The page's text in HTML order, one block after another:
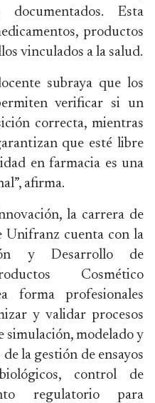
Esta
productos
vinculados a la salud.
subraya que los
verificar si un
correcta, mientras
que esté libre
en farmacia es una
afirma.
la carrera de
Unifranz cuenta con la
y Desarrollo de
Cosmético
forma profesionales
y validar procesos
simulación, modelado y
la gestión de ensayos
control de
regulatorio para